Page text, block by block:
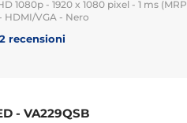
1080p - 1920 x 1080 pixel - 1 ms
HDMI/VGA - Nero
2 recensioni
- VA229QSB